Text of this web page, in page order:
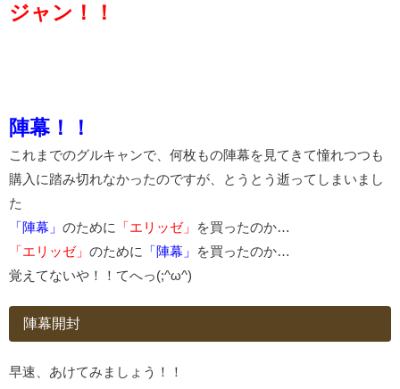
ジャン！！
陣幕！！
これまでのグルキャンで、何枚もの陣幕を見てきて憧れつつも
購入に踏み切れなかったのですが、とうとう逝ってしまいまし
た
「陣幕」 のために 「エリッゼ」
を買ったのか…
「エリッゼ」 のために 「陣幕」
を買ったのか…
覚えてないや！！てへっ(;^ω^)
陣幕開封
早速、あけてみましょう！！